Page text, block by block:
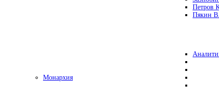
Петров
Пякин
Монархия